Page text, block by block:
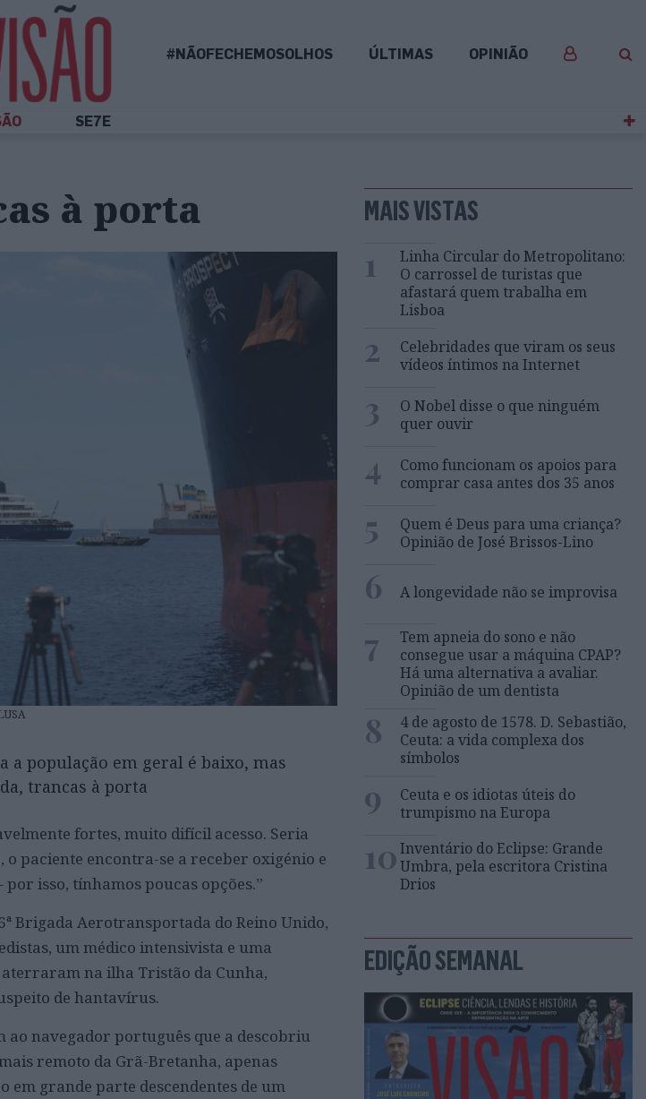
#NÃOFECHEMOSOLHOS ÚLTIMAS OPINIÃO
SE7E
à porta
a população em geral é baixo, mas
trancas à porta
fortes, muito difícil acesso. Seria
paciente encontra-se a receber oxigénio e
isso, tínhamos poucas opções.”
Brigada Aerotransportada do Reino Unido,
um médico intensivista e uma
na ilha Tristão da Cunha,
de hantavírus.
navegador português que a descobriu
remoto da Grã-Bretanha, apenas
em grande parte descendentes de um
MAIS VISTAS
1
Linha Circular do Metropolitano:
O carrossel de turistas que
afastará quem trabalha em
Lisboa
2
Celebridades que viram os seus
vídeos íntimos na Internet
3
O Nobel disse o que ninguém
quer ouvir
4
Como funcionam os apoios para
comprar casa antes dos 35 anos
5
Quem é Deus para uma criança?
Opinião de José Brissos-Lino
6 A longevidade não se improvisa
7
Tem apneia do sono e não
consegue usar a máquina CPAP?
Há uma alternativa a avaliar.
Opinião de um dentista
8
4 de agosto de 1578. D. Sebastião,
Ceuta: a vida complexa dos
símbolos
9
Ceuta e os idiotas úteis do
trumpismo na Europa
10Inventário do Eclipse: Grande
Umbra, pela escritora Cristina
Drios
EDIÇÃO SEMANAL